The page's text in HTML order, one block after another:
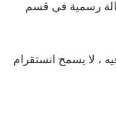
رسمية في قسم
، لا يسمح انستقرام